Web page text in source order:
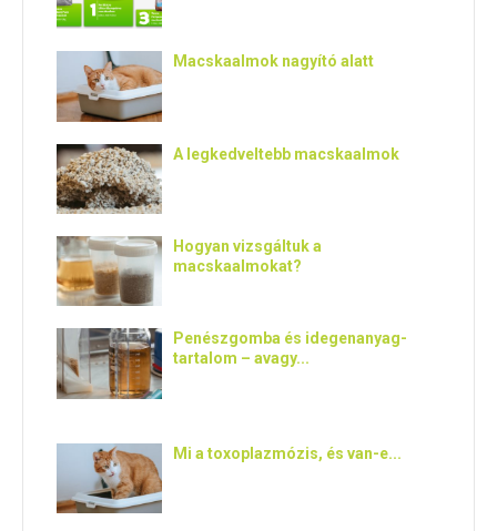
Macskaalmok nagyító alatt
A legkedveltebb macskaalmok
Hogyan vizsgáltuk a
macskaalmokat?
Penészgomba és idegenanyag-
tartalom – avagy...
Mi a toxoplazmózis, és van-e...